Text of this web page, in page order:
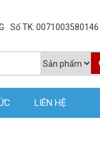
Số TK: 0071003580146
LIÊN HỆ